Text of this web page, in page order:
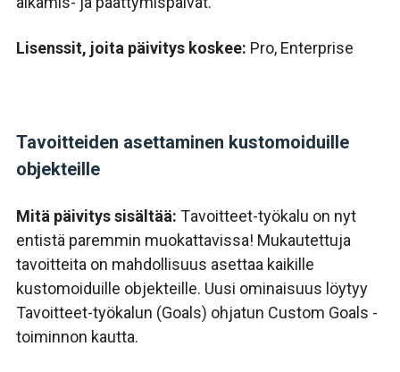
Lisenssit, joita päivitys koskee: Pro, Enterprise
Tavoitteiden asettaminen kustomoiduille
objekteille
Mitä päivitys sisältää: Tavoitteet-työkalu on nyt
entistä paremmin muokattavissa! Mukautettuja
tavoitteita on mahdollisuus asettaa kaikille
kustomoiduille objekteille. Uusi ominaisuus löytyy
Tavoitteet-työkalun (Goals) ohjatun Custom Goals -
toiminnon kautta.